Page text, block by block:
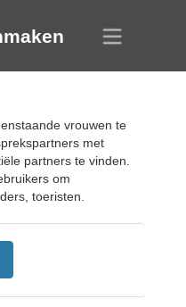
vrouwen te
met
partners te vinden.
om
toeristen.